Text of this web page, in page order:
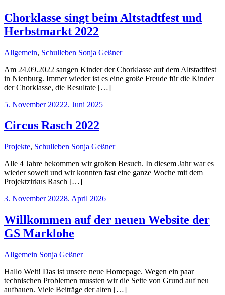
Chorklasse singt beim Altstadtfest und
Herbstmarkt 2022
Allgemein, Schulleben Sonja Geßner
Am 24.09.2022 sangen Kinder der Chorklasse auf dem Altstadtfest
in Nienburg. Immer wieder ist es eine große Freude für die Kinder
der Chorklasse, die Resultate […]
5. November 20222. Juni 2025
Circus Rasch 2022
Projekte, Schulleben Sonja Geßner
Alle 4 Jahre bekommen wir großen Besuch. In diesem Jahr war es
wieder soweit und wir konnten fast eine ganze Woche mit dem
Projektzirkus Rasch […]
3. November 20228. April 2026
Willkommen auf der neuen Website der
GS Marklohe
Allgemein Sonja Geßner
Hallo Welt! Das ist unsere neue Homepage. Wegen ein paar
technischen Problemen mussten wir die Seite von Grund auf neu
aufbauen. Viele Beiträge der alten […]